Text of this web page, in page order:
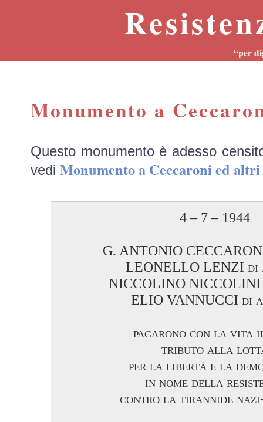
“per
Monumento a
Questo monumento è adesso
vedi Monumento a Ceccaroni ed
4 – 7 – 1944
G. ANTONIO
LEONELLO LENZI di
NICCOLINO NICCOLINI
ELIO VANNUCCI di
pagarono con la vita
tributo alla
per la libertà e la
in nome della
contro la tirannide